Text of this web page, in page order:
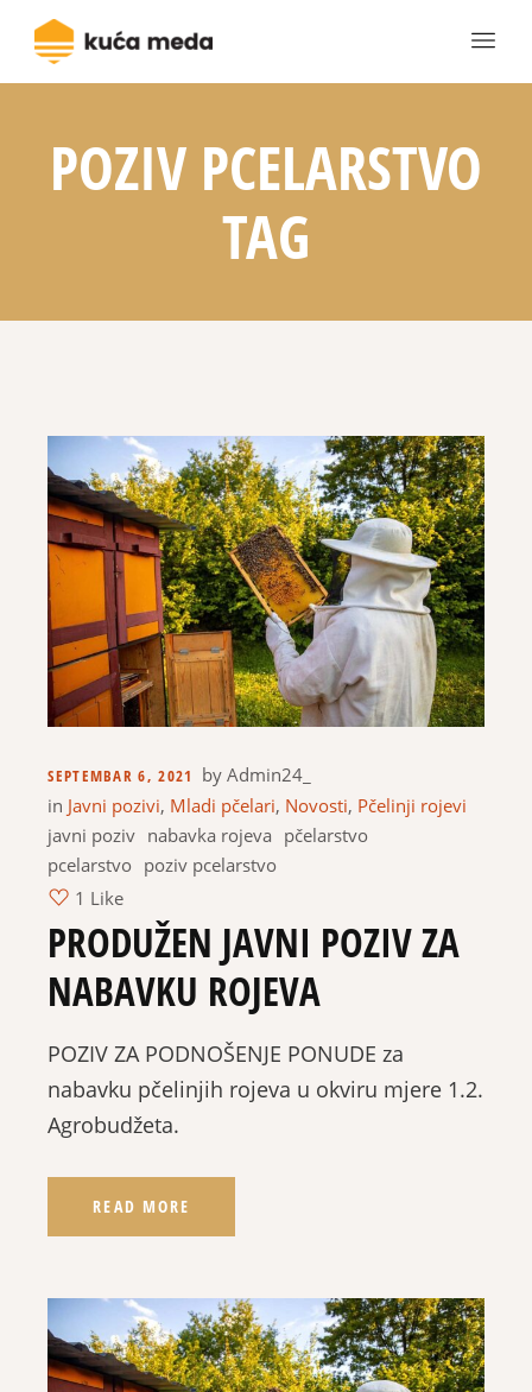
POZIV PCELARSTVO
TAG
SEPTEMBAR 6, 2021 by Admin24_
in Javni pozivi, Mladi pčelari, Novosti, Pčelinji rojevi
javni poziv nabavka rojeva pčelarstvo
pcelarstvo poziv pcelarstvo
1 Like
PRODUŽEN JAVNI POZIV ZA
NABAVKU ROJEVA
POZIV ZA PODNOŠENJE PONUDE za
nabavku pčelinjih rojeva u okviru mjere 1.2.
Agrobudžeta.
READ MORE